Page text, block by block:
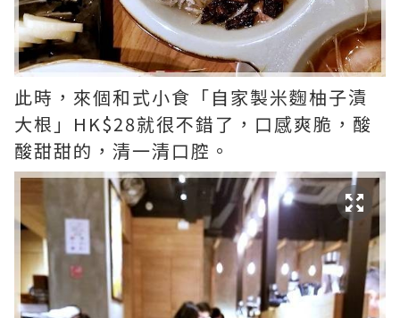
此時，來個和式小食「自家製米麴柚子漬
大根」HK$28就很不錯了，口感爽脆，酸
酸甜甜的，清一清口腔。